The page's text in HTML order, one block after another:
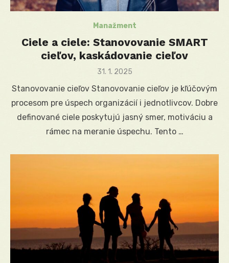
Manažment
Ciele a ciele: Stanovovanie SMART
cieľov, kaskádovanie cieľov
Posted
31. 1. 2025
Stanovovanie cieľov Stanovovanie cieľov je kľúčovým
procesom pre úspech organizácií i jednotlivcov. Dobre
definované ciele poskytujú jasný smer, motiváciu a
rámec na meranie úspechu. Tento …